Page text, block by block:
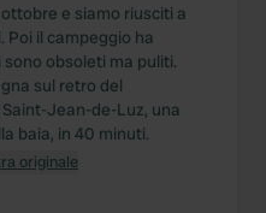
e siamo riusciti a
Poi il campeggio ha
obsoleti ma puliti.
sul retro del
Jean-de-Luz, una
baia, in 40 minuti.
originale